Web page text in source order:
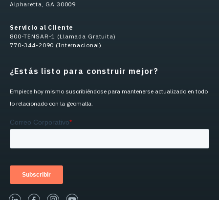
Alpharetta, GA 30009
Servicio al Cliente
800-TENSAR-1 (Llamada Gratuita)
770-344-2090 (Internacional)
¿Estás listo para construir mejor?
Empiece hoy mismo suscribiéndose para mantenerse actualizado en todo
lo relacionado con la geomalla.